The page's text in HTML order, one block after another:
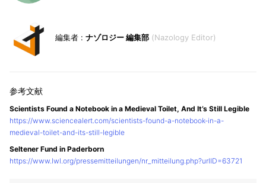
ナゾロジー 編集部 Nazology Editor
Scientists Found a Notebook in a Medieval Toilet, And It’s Still Legible
https://www.sciencealert.com/scientists-found-a-notebook-in-a-
medieval-toilet-and-its-still-legible
Seltener Fund in Paderborn
https://www.lwl.org/pressemitteilungen/nr_mitteilung.php?urlID=63721